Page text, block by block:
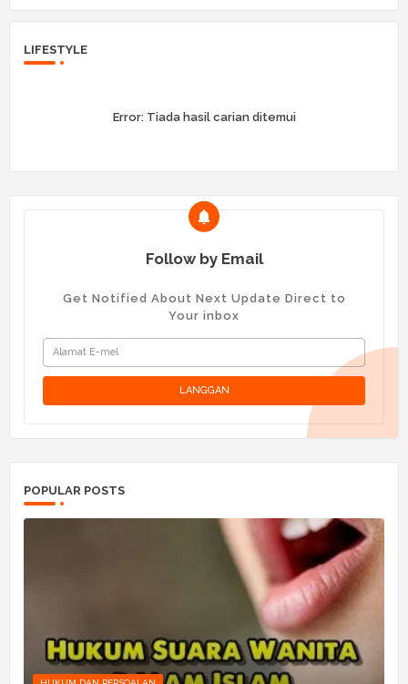
LIFESTYLE
Error:Tiada hasil carian ditemui
Follow by Email
Get Notified About Next Update Direct to
Your inbox
POPULAR POSTS